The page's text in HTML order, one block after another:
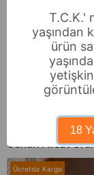
* 1 adet
Ödeme
Sıkça
Günün Fırsat
Ücretsiz Kargo
T.C.K.'
yaşından
ürün
18